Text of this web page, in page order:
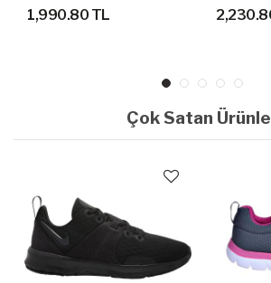
SANDALET
1,990.80 TL
Çok Satan